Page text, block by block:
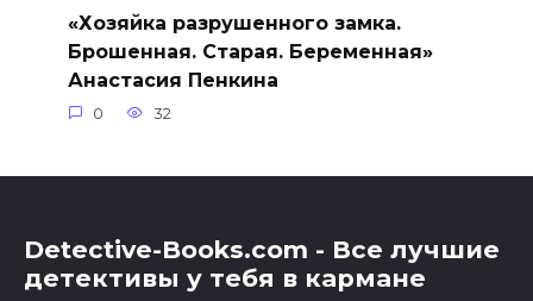
«Хозяйка разрушенного замка.
Брошенная. Старая. Беременная»
Анастасия Пенкина
0 32
Detective-Books.com - Все лучшие
детективы у тебя в кармане